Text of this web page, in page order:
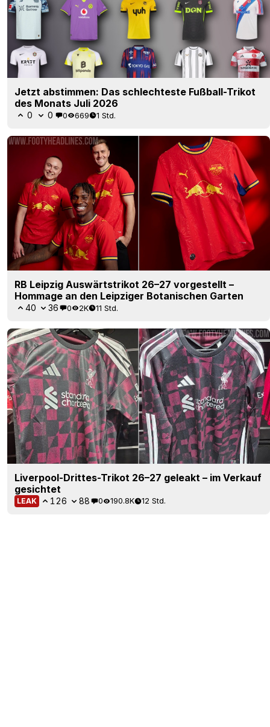
Jetzt abstimmen: Das schlechteste Fußball-Trikot
des Monats Juli 2026
0 0 0 669 1 Std.
RB Leipzig Auswärtstrikot 26–27 vorgestellt –
Hommage an den Leipziger Botanischen Garten
40 36 0 2K 11 Std.
Liverpool-Drittes-Trikot 26–27 geleakt – im Verkauf
gesichtet
LEAK 126 88 0 190.8K 12 Std.